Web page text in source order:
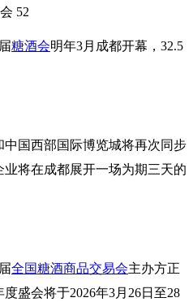
52
糖酒会明年3月成都开幕，32.5
国西部国际博览城将再次同步
将在成都展开一场为期三天的
全国糖酒商品交易会主办方正
盛会将于2026年3月26日至28